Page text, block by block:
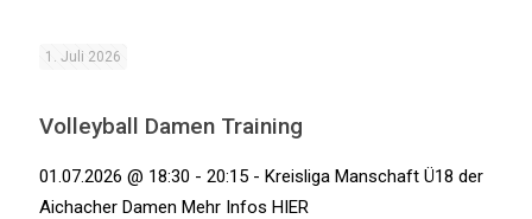
1. Juli 2026
Volleyball Damen Training
01.07.2026 @ 18:30 - 20:15 - Kreisliga Manschaft Ü18 der
Aichacher Damen Mehr Infos HIER